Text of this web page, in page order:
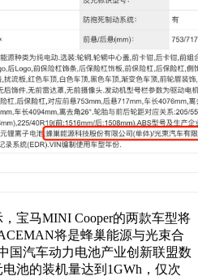
宝马MINI Cooper的两款车型将
将是蜂巢能源与光束合
国汽车动力电池产业创新联盟数
池的装机量达到1GWh，仅次